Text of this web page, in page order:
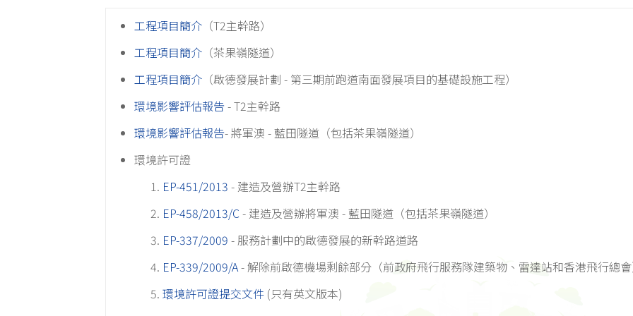
工程項目簡介 （T2主幹路）
工程項目簡介 （茶果嶺隧道）
工程項目簡介 （啟德發展計劃 - 第三期前跑道南面發展項目的基礎設施工程）
環境影響評估報告- T2主幹路
環境影響評估報告- 將軍澳 - 藍田隧道（包括茶果嶺隧道）
環境許可證
EP-451/2013 - 建造及營辦T2主幹路
EP-458/2013/C- 建造及營辦將軍澳 - 藍田隧道（包括茶果嶺隧道）
EP-337/2009 - 服務計劃中的啟德發展的新幹路道路
EP-339/2009/A- 解除前啟德機場剩餘部分（前政府飛行服務隊建築物、雷達站和香港飛行總
環境許可證提交文件 (只有英文版本)